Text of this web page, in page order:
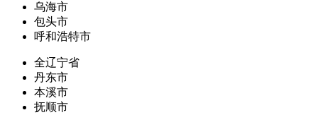
乌海市
包头市
呼和浩特市
全辽宁省
丹东市
本溪市
抚顺市